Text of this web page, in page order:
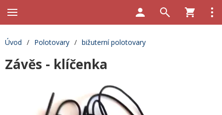
Úvod / Polotovary / bižuterní polotovary
Závěs - klíčenka